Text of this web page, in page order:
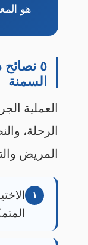
هو
٥
السمنة
العملية
الرحلة،
المريض
١